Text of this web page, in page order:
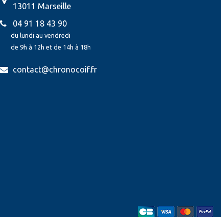
13011 Marseille
04 91 18 43 90
du lundi au vendredi
de 9h à 12h et de 14h à 18h
contact@chronocoif.fr